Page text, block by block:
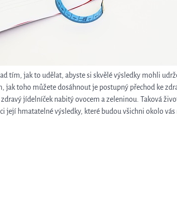
tím, jak to udělat, abyste si skvělé výsledky mohli
jak toho můžete dosáhnout je postupný přechod ke
jídelníček nabitý ovocem a zeleninou. Taková
její hmatatelné výsledky, které budou všichni okolo vás